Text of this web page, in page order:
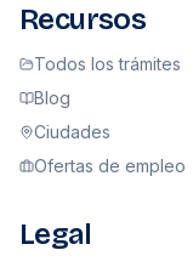
Recursos
Todos los trámites
Blog
Ciudades
Ofertas de empleo
Legal